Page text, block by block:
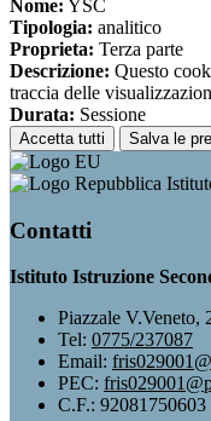
Nome: YSC
Tipologia: analitico
Proprieta: Terza parte
Descrizione: Questo
traccia delle
Durata: Sessione
Accetta tutti Salva le
Contatti
Istituto Istruzione
Piazzale V.Veneto,
Tel: 0775/237087
Email:
PEC:
C.F.: 92081750603